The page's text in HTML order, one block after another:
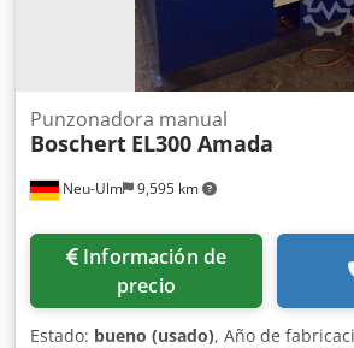
Neu-Ulm 9,595 km
Punzonadora manual
Boschert EL300 Amada
Información de
precio
Estado: bueno (usado), Año de